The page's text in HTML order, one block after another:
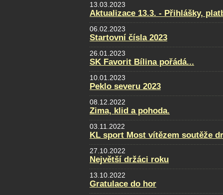
13.03.2023
Aktualizace 13.3. - Přihlášky,
06.02.2023
Startovní čísla 2023
26.01.2023
SK Favorit Bílina pořádá...
10.01.2023
Peklo severu 2023
08.12.2022
Zima, klid a pohoda.
03.11.2022
KL sport Most vítězem soutěže
27.10.2022
Největší držáci roku
13.10.2022
Gratulace do hor